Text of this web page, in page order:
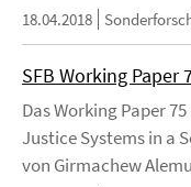
18.04.2018
SFB Working Paper
Das Working Paper
Justice Systems in a
von Girmachew